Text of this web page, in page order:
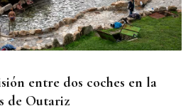
entre dos coches en la
de Outariz